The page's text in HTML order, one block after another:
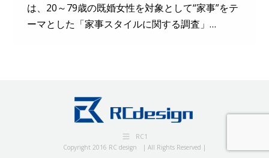
は、20～79歳の既婚女性を対象として“家事”をテ
ーマとした「家事スタイルに関する調査」…
RC1
Copyright 2016 RC design | All Rights Reserved |